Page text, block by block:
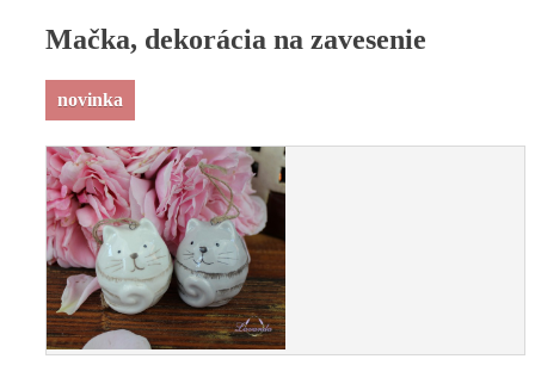
Mačka, dekorácia na zavesenie
novinka